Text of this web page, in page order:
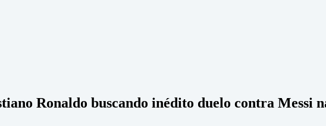
Ronaldo buscando inédito duelo contra Messi